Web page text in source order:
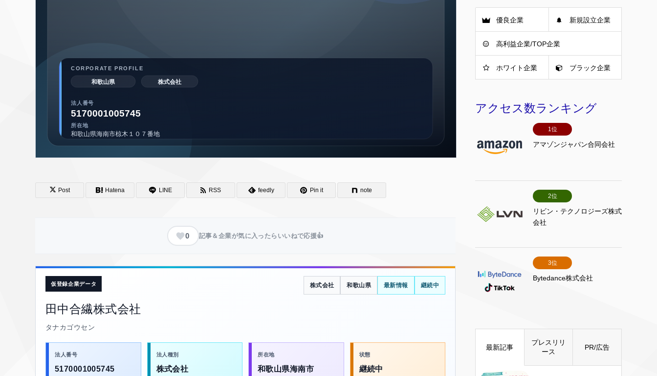
Post Hatena LINE RSS feedly Pin it note
0 記事＆企業が気に入ったらいいねで応援👍
仮登録企業データ
田中合繊株式会社
タナカゴウセン
株式会社 和歌山県 最新情報 継続中
法人番号
5170001005745
法人種別
株式会社
所在地
和歌山県海南市
状態
継続中
優良企業 新規設立企業
高利益企業/TOP企業
ホワイト企業 ブラック企業
アクセス数ランキング
1位
アマゾンジャパン合同会社
2位
リビン・テクノロジーズ株式
会社
3位
Bytedance株式会社
最新記事
プレスリリ
ース
PR/広告